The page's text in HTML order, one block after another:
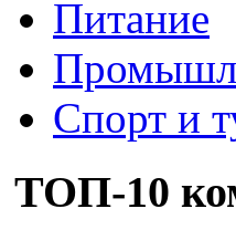
Питание
Спорт и
ТОП-10